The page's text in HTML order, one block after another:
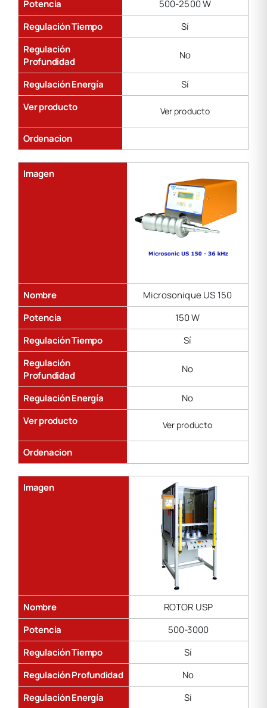
Potencia
500-2500 W
Regulación Tiempo
Sí
Regulación
Profundidad
No
Regulación Energía
Sí
Ver producto
Ver producto
Ordenacion
Imagen
Nombre
Microsonique US 150
Potencia
150 W
Regulación Tiempo
Sí
Regulación
Profundidad
No
Regulación Energía
No
Ver producto
Ver producto
Ordenacion
Imagen
Nombre
ROTOR USP
Potencia
500-3000
Regulación Tiempo
Sí
Regulación Profundidad
No
Regulación Energía
Sí